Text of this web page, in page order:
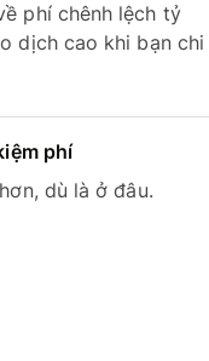
phí chênh lệch tỷ
dịch cao khi bạn chi
phí
dù là ở đâu.